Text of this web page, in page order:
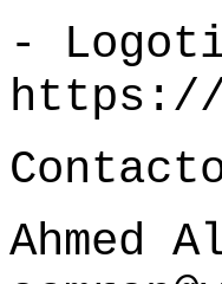
-
https://
Ahmed